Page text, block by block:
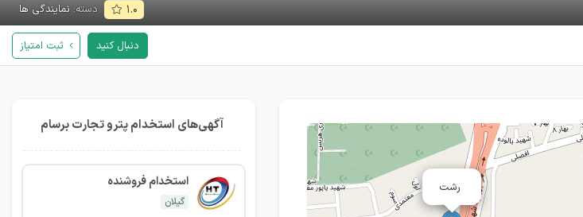
۱.۰ دسته: نمایندگی ها
دنبال کنید ثبت امتیاز
رشت
آگهی‌های استخدام پترو تجارت برسام
استخدام فروشنده
گیلان